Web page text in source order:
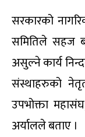
सरकारको
समितिले सहज
असुल्ने कार्य
संस्थाहरुको
उपभोक्ता
अर्यालले बताए ।